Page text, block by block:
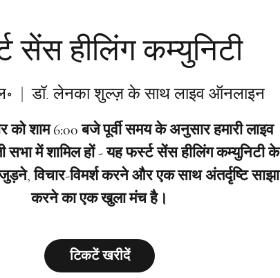
सेंस हीलिंग कम्युनिटी
  |
डॉ. लेनका शुल्ज़ के साथ लाइव ऑनलाइन
को शाम 6:00 बजे पूर्वी समय के अनुसार हमारी लाइव
में शामिल हों - यह फर्स्ट सेंस हीलिंग कम्युनिटी के
विचार-विमर्श करने और एक साथ अंतर्दृष्टि साझा
करने का एक खुला मंच है।
टिकटें खरीदें